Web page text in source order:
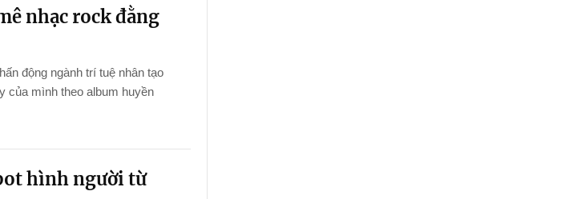
nhạc rock đằng
động ngành trí tuệ nhân tạo
của mình theo album huyền
hình người từ